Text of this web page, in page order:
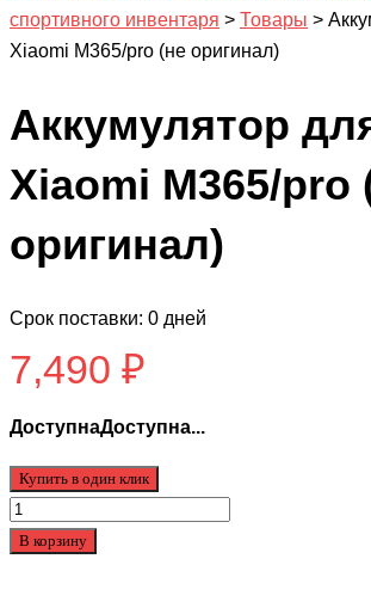
спортивного инвентаря > Товары >
Xiaomi M365/pro (не оригинал)
Аккумулятор
Xiaomi M365/pro
оригинал)
Срок поставки: 0 дней
7,490 ₽
ДоступнаДоступна...
Купить в один клик
Количество
товара
В корзину